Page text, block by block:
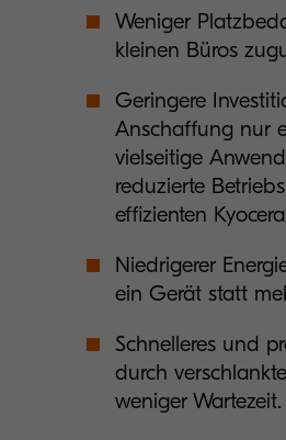
Weniger
kleinen Büros
Geringere
Anschaffung nur
vielseitige
reduzierte
effizienten
Niedrigerer
ein Gerät statt
Schnelleres und
durch
weniger Wartezeit.